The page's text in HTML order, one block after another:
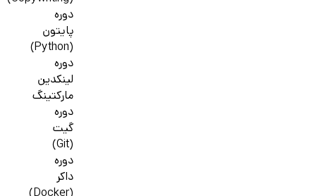
دوره
پایتون
(Python)
دوره
لینکدین
مارکتینگ
دوره
گیت
(Git)
دوره
داکر